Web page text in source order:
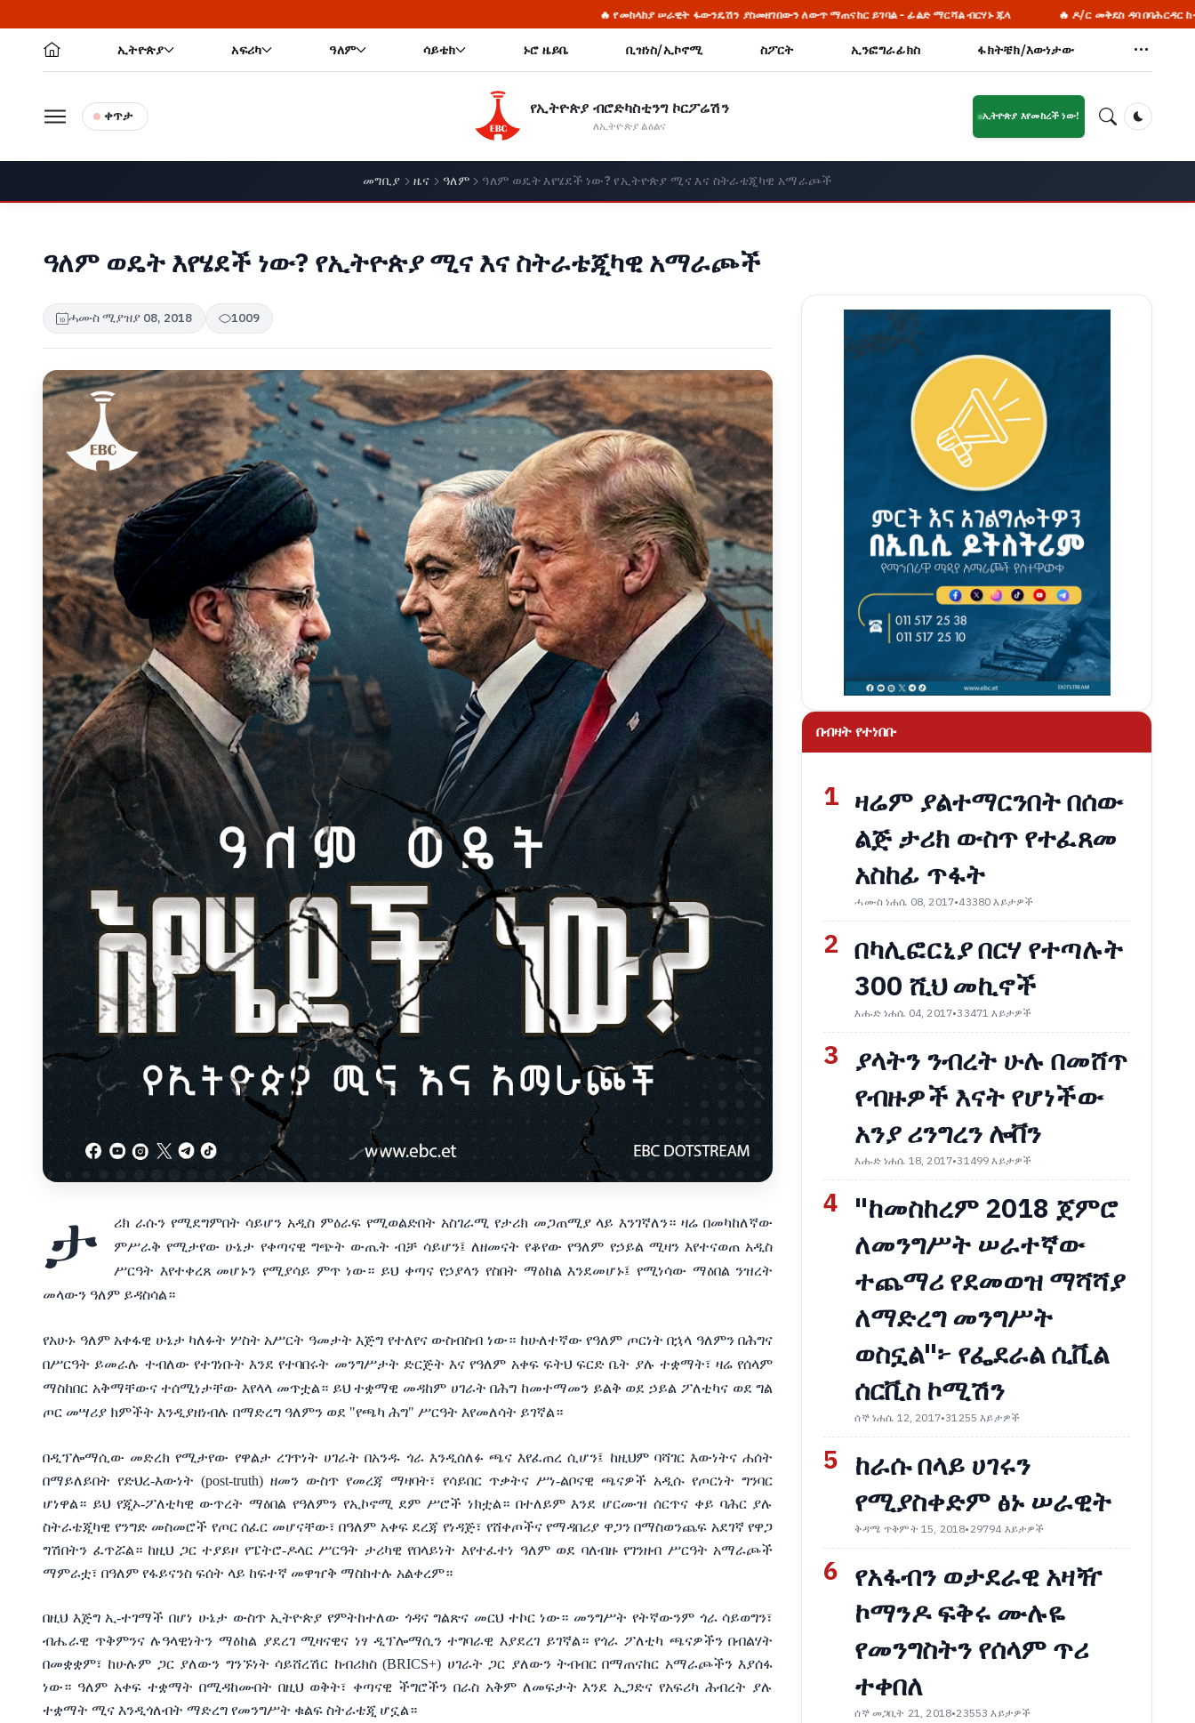
🔥 የመከላከያ ሠራዊት ፋውንዴሽን ያስመዘገበውን ለውጥ ማጠናከር ይገባል - ፊልድ ማርሻል ብርሃኑ ጁላ 🔥 ዶ/ር መቅደስ ዳባ በባሕርዳር ከተማ የአረጋውያንን ቤትና
ኢትዮጵያ አፍሪካ ዓለም ሳይቴክ ኑሮ ዜይቤ ቢዝነስ/ኢኮኖሚ ስፖርት ኢንፎግራፊክስ ፋክትቼክ/እውነታው
ቀጥታ የኢትዮጵያ ብሮድካስቲንግ ኮርፖሬሽን
ለኢትዮጵያ ልዕልና
ኢትዮጵያ እየመከረች ነው!
Dark
መግቢያ ዜና ዓለም ዓለም ወዴት እየሄደች ነው? የኢትዮጵያ ሚና እና ስትራቴጂካዊ አማራጮች
ዓለም ወዴት እየሄደች ነው? የኢትዮጵያ ሚና እና ስትራቴጂካዊ አማራጮች
ሓሙስ ሚያዝያ 08, 2018 1009
ታ
ሪክ ራሱን የሚደግምበት ሳይሆን አዲስ ምዕራፍ የሚወልድበት አስገራሚ የታሪክ መጋጠሚያ ላይ እንገኛለን። ዛሬ በመካከለኛው
ምሥራቅ የሚታየው ሁኔታ የቀጣናዊ ግጭት ውጤት ብቻ ሳይሆን፤ ለዘመናት የቆየው የዓለም የኃይል ሚዛን እየተናወጠ አዲስ
ሥርዓት እየተቀረጸ መሆኑን የሚያሳይ ምጥ ነው። ይህ ቀጣና የኃያላን የስበት ማዕከል እንደመሆኑ፤ የሚነሳው ማዕበል ንዝረት
መላውን ዓለም ይዳስሳል።
የአሁኑ ዓለም አቀፋዊ ሁኔታ ካለፉት ሦስት አሥርት ዓመታት እጅግ የተለየና ውስብስብ ነው። ከሁለተኛው የዓለም ጦርነት በኋላ ዓለምን በሕግና
በሥርዓት ይመራሉ ተብለው የተገነቡት እንደ የተባበሩት መንግሥታት ድርጅት እና የዓለም አቀፍ ፍትህ ፍርድ ቤት ያሉ ተቋማት፣ ዛሬ የሰላም
ማስከበር አቅማቸውና ተሰሚነታቸው እየላላ መጥቷል። ይህ ተቋማዊ መዳከም ሀገራት በሕግ ከመተማመን ይልቅ ወደ ኃይል ፖለቲካና ወደ ግል
ጦር መሣሪያ ክምችት እንዲያዘነብሉ በማድረግ ዓለምን ወደ "የጫካ ሕግ" ሥርዓት እየመለሳት ይገኛል።
በዲፕሎማሲው መድረክ የሚታየው የዋልታ ረገጥነት ሀገራት በአንዱ ጎራ እንዲሰለፉ ጫና እየፈጠረ ሲሆን፤ ከዚህም ባሻገር እውነትና ሐሰት
በማይለይበት የድህረ-እውነት (post-truth) ዘመን ውስጥ የመረጃ ማዛባት፣ የሳይበር ጥቃትና ሥነ-ልቦናዊ ጫናዎች አዲሱ የጦርነት ግንባር
ሆነዋል። ይህ የጂኦ-ፖለቲካዊ ውጥረት ማዕበል የዓለምን የኢኮኖሚ ደም ሥሮች ነክቷል። በተለይም እንደ ሆርሙዝ ሰርጥና ቀይ ባሕር ያሉ
ስትራቴጂካዊ የንግድ መስመሮች የጦር ሰፈር መሆናቸው፣ በዓለም አቀፍ ደረጃ የነዳጅ፣ የሸቀጦችና የማዳበሪያ ዋጋን በማስወንጨፍ አደገኛ የዋጋ
ግሽበትን ፈጥሯል። ከዚህ ጋር ተያይዞ የፔትሮ-ዶላር ሥርዓት ታሪካዊ የበላይነት እየተፈተነ ዓለም ወደ ባለብዙ የገንዘብ ሥርዓት አማራጮች
ማምራቷ፣ በዓለም የፋይናንስ ፍሰት ላይ ከፍተኛ መዋዠቅ ማስከተሉ አልቀረም።
በዚህ እጅግ ኢ-ተገማች በሆነ ሁኔታ ውስጥ ኢትዮጵያ የምትከተለው ጎዳና ግልጽና መርህ ተኮር ነው። መንግሥት የትኛውንም ጎራ ሳይወግን፣
ብሔራዊ ጥቅምንና ሉዓላዊነትን ማዕከል ያደረገ ሚዛናዊና ነፃ ዲፕሎማሲን ተግባራዊ እያደረገ ይገኛል። የጎራ ፖለቲካ ጫናዎችን በብልሃት
በመቋቋም፣ ከሁሉም ጋር ያለውን ግንኙነት ሳይሸረሽር ከብሪክስ (BRICS+) ሀገራት ጋር ያለውን ትብብር በማጠናከር አማራጮችን እያሰፋ
ነው። ዓለም አቀፍ ተቋማት በሚዳከሙበት በዚህ ወቅት፣ ቀጣናዊ ችግሮችን በራስ አቅም ለመፍታት እንደ ኢጋድና የአፍሪካ ሕብረት ያሉ
ተቋማት ሚና እንዲጎለብት ማድረግ የመንግሥት ቁልፍ ስትራቴጂ ሆኗል።
በብዛት የተነበቡ
1 ዛሬም ያልተማርንበት በሰው
ልጅ ታሪክ ውስጥ የተፈጸመ
አስከፊ ጥፋት
ሓሙስ ነሐሴ 08, 2017•43380 እይታዎች
2 በካሊፎርኒያ በርሃ የተጣሉት
300 ሺህ መኪኖች
እሑድ ነሐሴ 04, 2017•33471 እይታዎች
3 ያላትን ንብረት ሁሉ በመሸጥ
የብዙዎች እናት የሆነችው
አንያ ሪንግረን ሎቨን
እሑድ ነሐሴ 18, 2017•31499 እይታዎች
4 "ከመስከረም 2018 ጀምሮ
ለመንግሥት ሠራተኛው
ተጨማሪ የደመወዝ ማሻሻያ
ለማድረግ መንግሥት
ወስኗል"፦ የፌደራል ሲቪል
ሰርቪስ ኮሚሽን
ሰኞ ነሐሴ 12, 2017•31255 እይታዎች
5 ከራሱ በላይ ሀገሩን
የሚያስቀድም ፅኑ ሠራዊት
ቅዳሜ ጥቅምት 15, 2018•29794 እይታዎች
6 የአፋብን ወታደራዊ አዛዥ
ኮማንዶ ፍቅሩ ሙሉዬ
የመንግስትን የሰላም ጥሪ
ተቀበለ
ሰኞ መጋቢት 21, 2018•23553 እይታዎች